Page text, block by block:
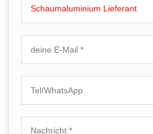
Schaumaluminium Lieferant